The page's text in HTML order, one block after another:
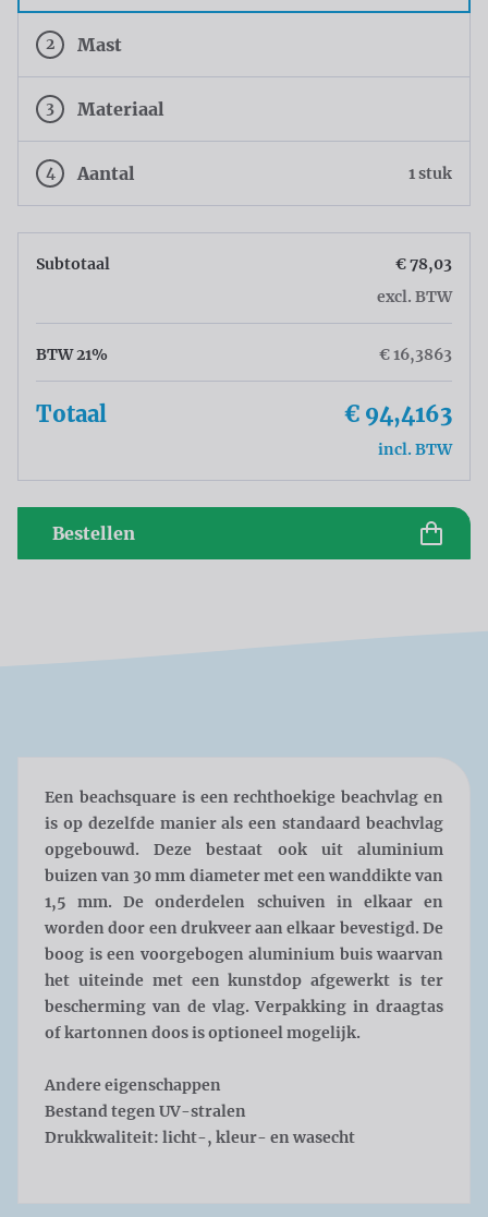
2 Mast
3 Materiaal
4 Aantal 1 stuk
Subtotaal
€ 78,03
excl. BTW
BTW 21% € 16,3863
Totaal € 94,4163
incl. BTW
Bestellen
Een beachsquare is een rechthoekige beachvlag en
is op dezelfde manier als een standaard beachvlag
opgebouwd. Deze bestaat ook uit aluminium
buizen van 30 mm diameter met een wanddikte van
1,5 mm. De onderdelen schuiven in elkaar en
worden door een drukveer aan elkaar bevestigd. De
boog is een voorgebogen aluminium buis waarvan
het uiteinde met een kunstdop afgewerkt is ter
bescherming van de vlag. Verpakking in draagtas
of kartonnen doos is optioneel mogelijk.
Andere eigenschappen
Bestand tegen UV-stralen
Drukkwaliteit: licht-, kleur- en wasecht